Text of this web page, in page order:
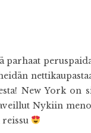
parhaat
New York on
Nykiin